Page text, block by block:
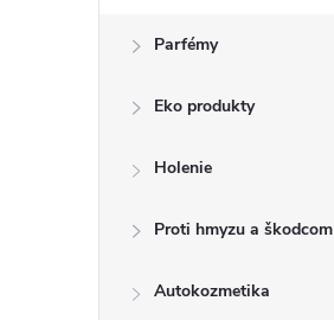
Parfémy
Eko produkty
Holenie
Proti hmyzu a škodcom
Autokozmetika